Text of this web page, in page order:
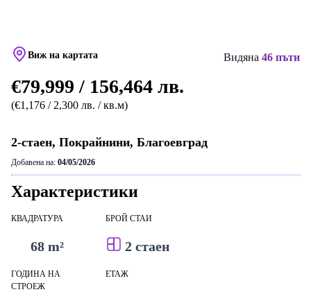
Виж на картата Видяна 46 пъти
€79,999 / 156,464 лв.
(€1,176 / 2,300 лв. / кв.м)
2-стаен, Покрайнини, Благоевград
Добавена на: 04/05/2026
Характеристики
КВАДРАТУРА
68 m²
БРОЙ СТАИ
2 стаен
ГОДИНА НА
СТРОЕЖ
ЕТАЖ